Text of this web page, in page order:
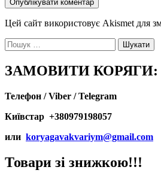
Цей сайт використовує Akismet для
Пошук:
ЗАМОВИТИ КОРЯГИ:
Телефон / Viber / Telegram
Київстар +380979198057
или koryagavakvariym@gmail.com
Товари зі знижкою!!!